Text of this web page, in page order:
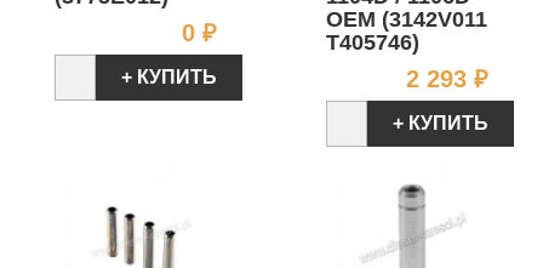
0 ₽Цена
+ КУПИТЬ
OEM (3142V011
T405746)
2 293 ₽
+ КУПИТЬ